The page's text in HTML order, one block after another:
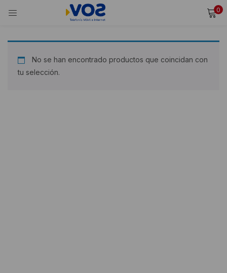
0
INICIAR SESIÓN
No se han encontrado productos que coincidan con
tu selección.